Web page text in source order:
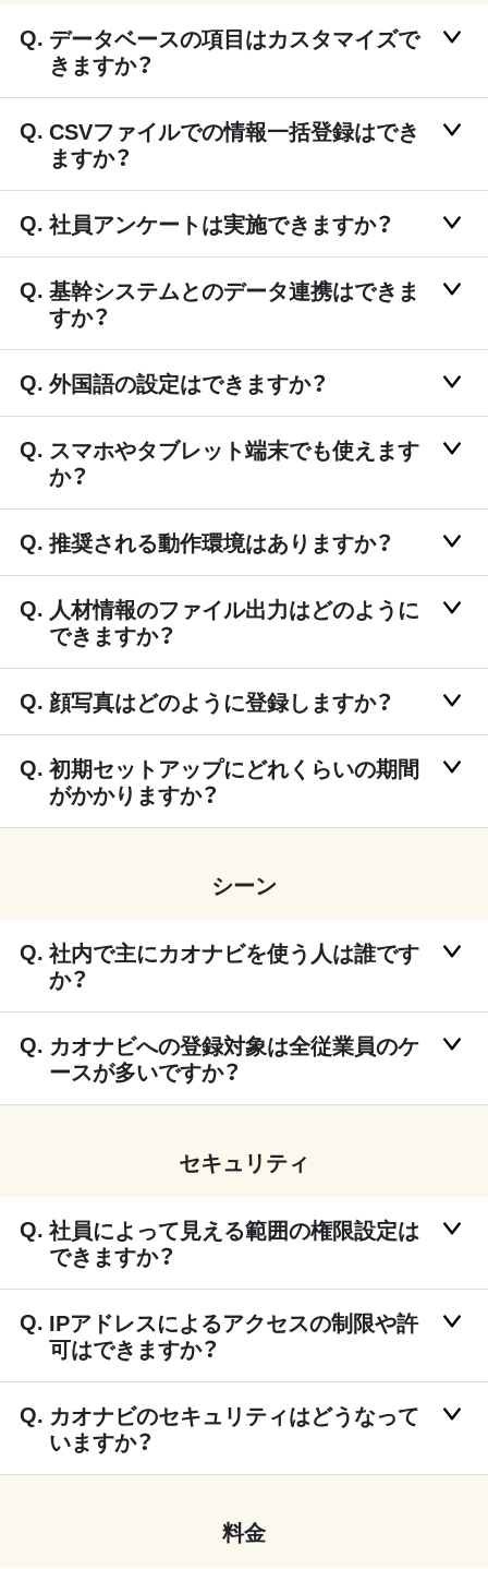
データベースの項目はカスタマイズで
きますか？
CSVファイルでの情報一括登録はでき
ますか？
社員アンケートは実施できますか？
基幹システムとのデータ連携はできま
すか？
外国語の設定はできますか？
スマホやタブレット端末でも使えます
か？
推奨される動作環境はありますか？
人材情報のファイル出力はどのように
できますか？
顔写真はどのように登録しますか？
初期セットアップにどれくらいの期間
がかかりますか？
シーン
社内で主にカオナビを使う人は誰です
か？
カオナビへの登録対象は全従業員のケ
ースが多いですか？
セキュリティ
社員によって見える範囲の権限設定は
できますか？
IPアドレスによるアクセスの制限や許
可はできますか？
カオナビのセキュリティはどうなって
いますか？
料金